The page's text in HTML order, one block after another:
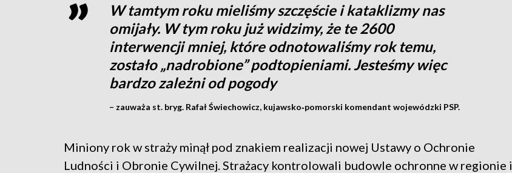
W tamtym roku mieliśmy szczęście i kataklizmy nas
omijały. W tym roku już widzimy, że te 2600
interwencji mniej, które odnotowaliśmy rok temu,
zostało „nadrobione” podtopieniami. Jesteśmy więc
bardzo zależni od pogody
– zauważa st. bryg. Rafał Świechowicz, kujawsko‑pomorski komendant wojewódzki PSP.
Miniony rok w straży minął pod znakiem realizacji nowej Ustawy o Ochronie
Ludności i Obronie Cywilnej. Strażacy kontrolowali budowle ochronne w regionie i